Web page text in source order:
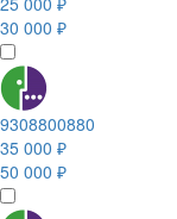
30 000 ₽
9308800880
35 000 ₽
50 000 ₽